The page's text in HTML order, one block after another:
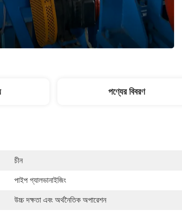
পণ্যের বিবরণ
চীন
পাইপ গ্যালভানাইজিং
উচ্চ দক্ষতা এবং অর্থনৈতিক অপারেশন